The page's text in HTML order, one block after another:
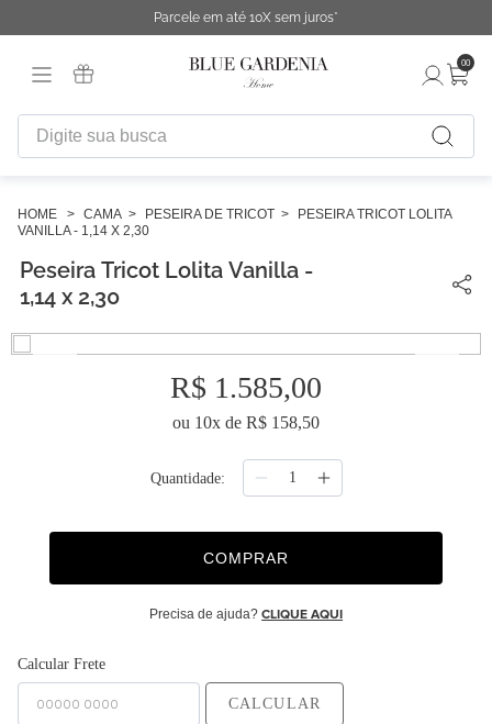
Parcele em até 10X sem juros*
00
Digite sua busca
CAMA PESEIRA DE TRICOT
PESEIRA TRICOT LOLITA
VANILLA - 1,14 X 2,30
Peseira Tricot Lolita Vanilla -
1,14 x 2,30
R$ 1.585,00
ou 10x de R$ 158,50
Quantidade
COMPRAR
Precisa de ajuda? CLIQUE AQUI
Calcular Frete
CALCULAR
1º
fronha
4º
necessaire
cobertor
8º
majorelle
10º edredon